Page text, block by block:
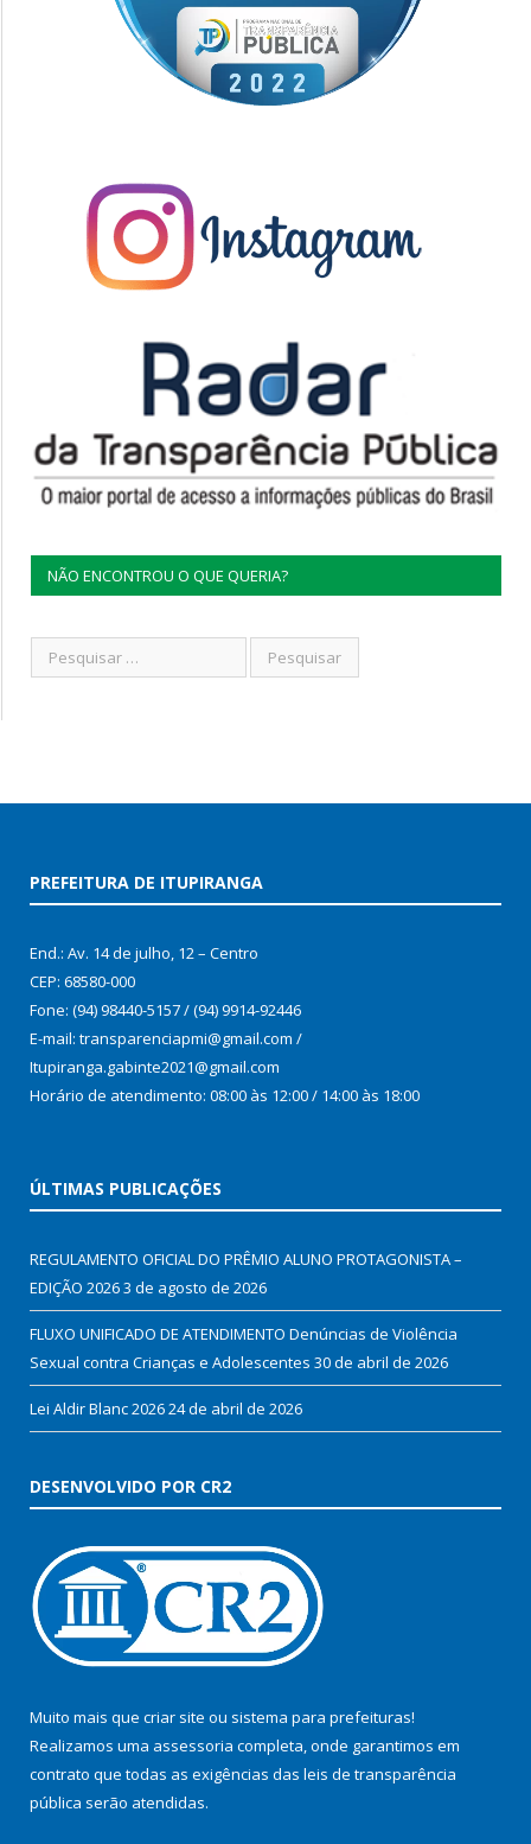
NÃO ENCONTROU O QUE QUERIA?
PREFEITURA DE ITUPIRANGA
End.: Av. 14 de julho, 12 – Centro
CEP: 68580-000
Fone: (94) 98440-5157 / (94) 9914-92446
E-mail: transparenciapmi@gmail.com /
Itupiranga.gabinte2021@gmail.com
Horário de atendimento: 08:00 às 12:00 / 14:00 às 18:00
ÚLTIMAS PUBLICAÇÕES
REGULAMENTO OFICIAL DO PRÊMIO ALUNO PROTAGONISTA –
EDIÇÃO 20263 de agosto de 2026
FLUXO UNIFICADO DE ATENDIMENTO Denúncias de Violência
Sexual contra Crianças e Adolescentes 30 de abril de 2026
Lei Aldir Blanc 202624 de abril de 2026
DESENVOLVIDO POR CR2
Muito mais que criar site ou sistema para prefeituras!
Realizamos uma assessoria completa, onde garantimos em
contrato que todas as exigências das leis de transparência
pública serão atendidas.